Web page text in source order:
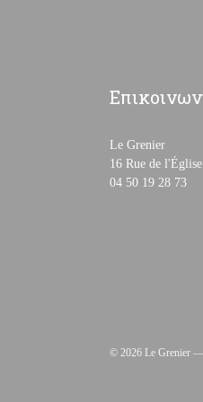
Le Grenier
16 Rue de
04 50 19 28 73
© 2026 Le Grenier —